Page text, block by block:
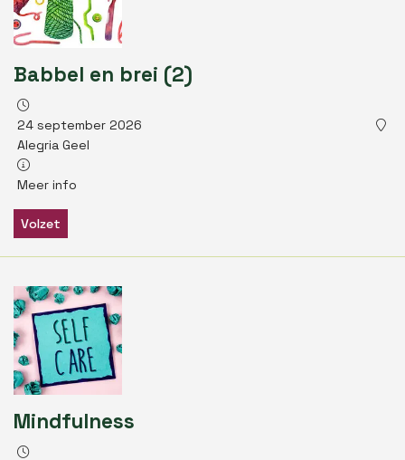
Babbel en brei (2)
24 september 2026
Alegria Geel
Meer info
Volzet
Mindfulness